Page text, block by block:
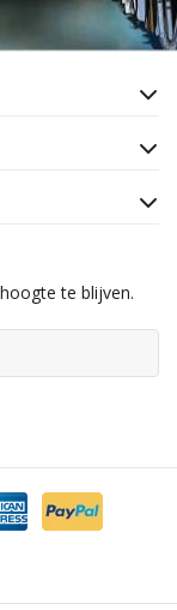
te blijven.